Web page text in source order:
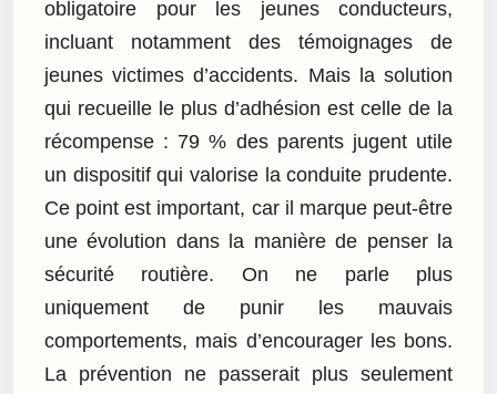
obligatoire pour les jeunes conducteurs,
incluant notamment des témoignages de
jeunes victimes d’accidents. Mais la solution
qui recueille le plus d’adhésion est celle de la
récompense : 79 % des parents jugent utile
un dispositif qui valorise la conduite prudente.
Ce point est important, car il marque peut-être
une évolution dans la manière de penser la
sécurité routière. On ne parle plus
uniquement de punir les mauvais
comportements, mais d’encourager les bons.
La prévention ne passerait plus seulement